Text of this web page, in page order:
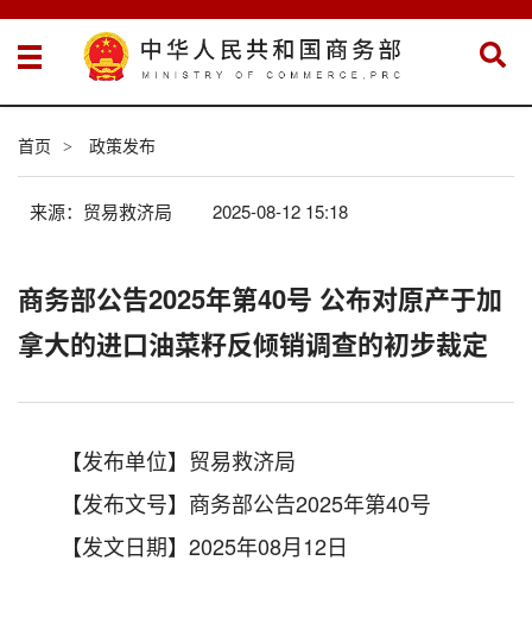
首页 > 政策发布
来源：贸易救济局 2025-08-12 15:18
商务部公告2025年第40号 公布对原产于加
拿大的进口油菜籽反倾销调查的初步裁定
【发布单位】贸易救济局
【发布文号】商务部公告2025年第40号
【发文日期】2025年08月12日